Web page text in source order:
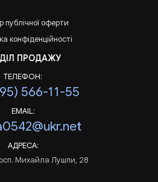
публічної оферти
конфіденційності
ПРОДАЖУ
ТЕЛЕФОН:
566-11-55
EMAIL:
АДРЕСА:
Михайла Лушпи, 28